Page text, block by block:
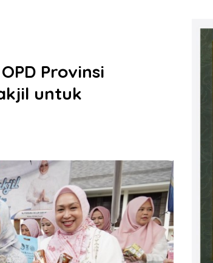
Provinsi
untuk